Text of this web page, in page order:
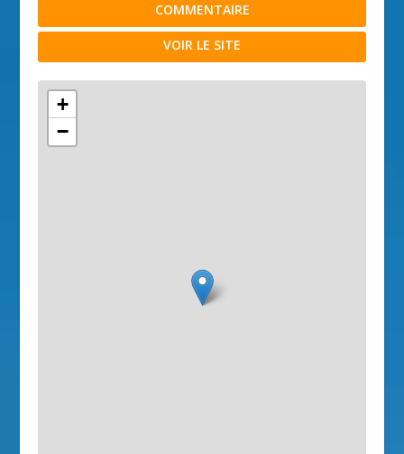
COMMENTAIRE
VOIR LE SITE
+
−